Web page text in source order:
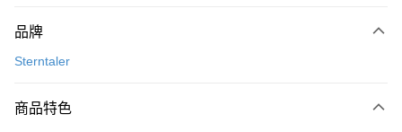
台灣樂天信用卡公司
玉山商業銀行
台灣樂天信用卡公司
1.本服務由台灣大哥大提供，台灣大哥大用戶可立即使用無須另外申請。
AFTEE先享後付
品牌
Sterntaler
商品特色